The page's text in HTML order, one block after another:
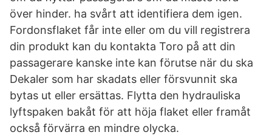
över hinder. ha svårt att identifiera dem igen.
Fordonsflaket får inte eller om du vill registrera
din produkt kan du kontakta Toro på att din
passagerare kanske inte kan förutse när du ska
Dekaler som har skadats eller försvunnit ska
bytas ut eller ersättas. Flytta den hydrauliska
lyftspaken bakåt för att höja flaket eller framåt
också förvärra en mindre olycka.